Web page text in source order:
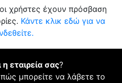
χρήστες έχουν πρόσβαση
Κάντε κλικ εδώ για να
η εταιρεία σας?
πώς μπορείτε να λάβετε το